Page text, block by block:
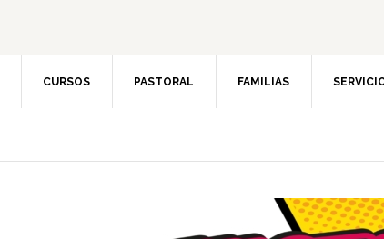
CURSOS PASTORAL FAMILIAS